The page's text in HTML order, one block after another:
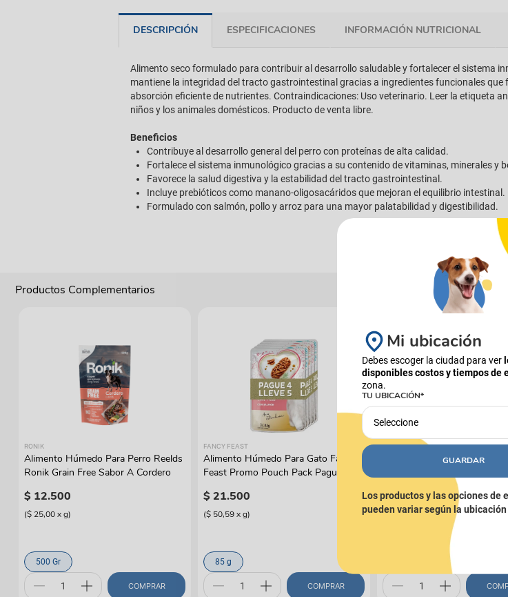
DESCRIPCIÓN ESPECIFICACIONES INFORMACIÓN NUTRICIONAL
Alimento seco formulado para contribuir al desarrollo saludable y fortalecer el sistema
mantiene la integridad del tracto gastrointestinal gracias a ingredientes funcionales
absorción eficiente de nutrientes. Contraindicaciones: Uso veterinario. Leer la etiqueta
niños y los animales domésticos. Producto de venta libre.
Beneficios
Contribuye al desarrollo general del perro con proteínas de alta calidad.
Fortalece el sistema inmunológico gracias a su contenido de vitaminas, minerales y
Favorece la salud digestiva y la estabilidad del tracto gastrointestinal.
Incluye prebióticos como manano-oligosacáridos que mejoran el equilibrio intestinal.
Formulado con salmón, pollo y arroz para una mayor palatabilidad y digestibilidad.
Productos Complementarios
RONIK
Alimento Húmedo Para Perro Reelds
Ronik Grain Free Sabor A Cordero
$ 12.500
($ 25,00xg)
500 Gr
COMPRAR
FANCY FEAST
Alimento Húmedo Para Gato Fancy
Feast Promo Pouch Pack Pague 4
$21.500
($ 50,59xg)
85 g
COMPRAR
PIXIE
Combo Alimento Húmedo
$162.540 $ 193.500
Mi ubicación
Debes escoger la ciudad para ver
disponibles costos y tiempos de
zona.
TU UBICACIÓN*
Seleccione
GUARDAR
Los productos y las opciones de
pueden variar según la